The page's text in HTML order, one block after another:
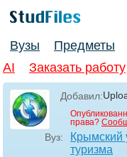
Вузы Предметы
AI
Заказать работу
Добавил:
права?
Вуз:
Крымский
туризма